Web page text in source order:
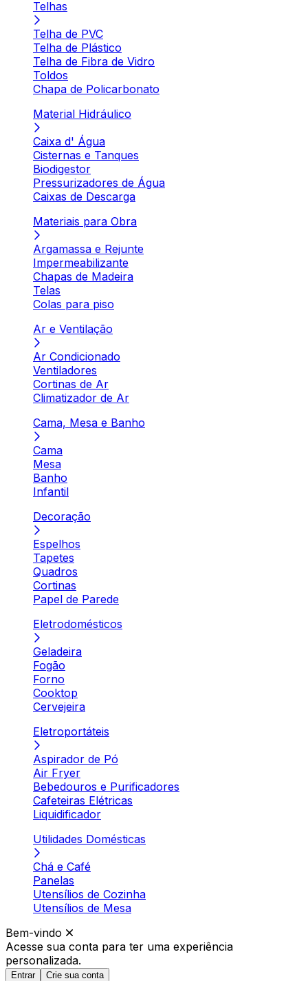
Telhas
Telha de PVC
Telha de Plástico
Telha de Fibra de Vidro
Toldos
Chapa de Policarbonato
Material Hidráulico
Caixa d' Água
Cisternas e Tanques
Biodigestor
Pressurizadores de Água
Caixas de Descarga
Materiais para Obra
Argamassa e Rejunte
Impermeabilizante
Chapas de Madeira
Telas
Colas para piso
Ar e Ventilação
Ar Condicionado
Ventiladores
Cortinas de Ar
Climatizador de Ar
Cama, Mesa e Banho
Cama
Mesa
Banho
Infantil
Decoração
Espelhos
Tapetes
Quadros
Cortinas
Papel de Parede
Eletrodomésticos
Geladeira
Fogão
Forno
Cooktop
Cervejeira
Eletroportáteis
Aspirador de Pó
Air Fryer
Bebedouros e Purificadores
Cafeteiras Elétricas
Liquidificador
Utilidades Domésticas
Chá e Café
Panelas
Utensílios de Cozinha
Utensílios de Mesa
Bem-vindo
Acesse sua conta para ter uma experiência
personalizada.
Entrar Crie sua conta